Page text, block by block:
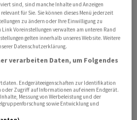
nahm auch Kurs auf das
datiert aus dem Dezember
von der langen Flaute des
nach dem Boom der 1980er
Hongkong ging es nach oben. Der
0,69 Prozent auf 7658,32 Punkte,
Index zuletzt um 2,5 Prozent
zulegte. Auch die südkoreanische
sind, sind manche Inhalte und Anzeigen
für Sie. Sie können dieses Menü jederzeit
zu ändern oder Ihre Einwilligung zu
Voreinstellungen verwalten am unteren Rand
gelten innerhalb unseres Website. Weitere
Datenschutzerklärung.
verarbeiten Daten, um Folgendes
Endgeräteeigenschaften zur Identifikation
Zugriff auf Informationen auf einem Endgerät.
Messung von Werbeleistung und der
sowie Entwicklung und